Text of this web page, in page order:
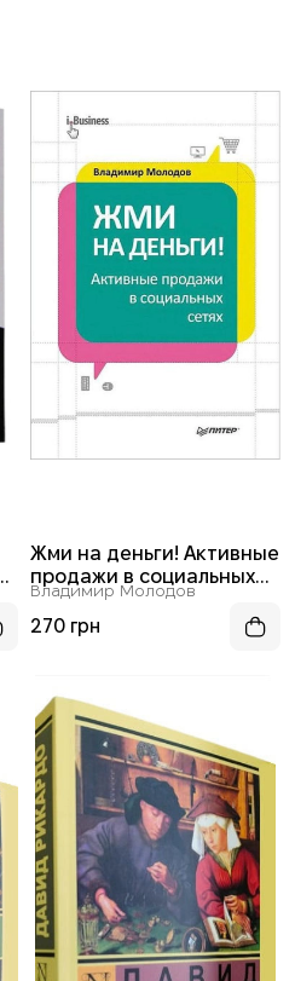
Жми на деньги! Активные
продажи в социальных
сетях
Владимир Молодов
270 грн